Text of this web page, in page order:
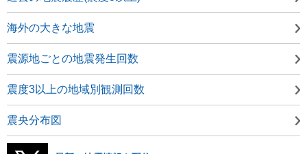
海外の大きな地震
震源地ごとの地震発生回数
震度3以上の地域別観測回数
震央分布図